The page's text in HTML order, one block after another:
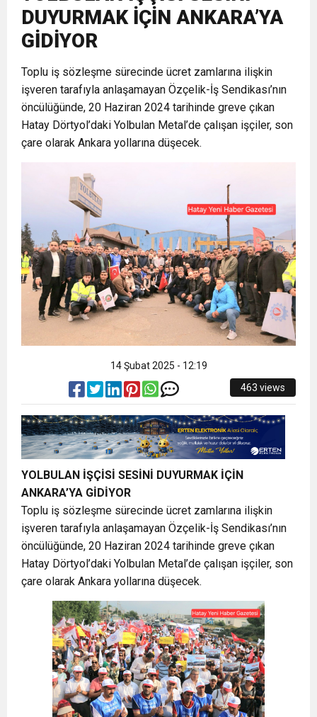
Cumhuriyet, Türk Milletinin Özgürlük
ve Onur Nişanesidir
6:19 HBB BAŞKANI ÖNTÜRK’ÜN
CUMHURİYET BAYRAMI MESAJI
17:36 KURUMLAR VERGİSİ ERTELENDİ
1:00 İTSO İŞ-KUR SGK TOPLANTI
KARAÇAY’A SEVGİ SELİ
BAŞKAN SAMİ ÜSTÜN’DEN
GÖNÜLLERE DOKUNAN ZİYARET
DUYURMAK İÇİN ANKARA’YA
GİDİYOR
Toplu iş sözleşme sürecinde ücret zamlarına ilişkin
işveren tarafıyla anlaşamayan Özçelik-İş Sendikası’nın
öncülüğünde, 20 Haziran 2024 tarihinde greve çıkan
Hatay Dörtyol’daki Yolbulan Metal’de çalışan işçiler, son
çare olarak Ankara yollarına düşecek.
14 Şubat 2025 - 12:19
463 views
YOLBULAN İŞÇİSİ SESİNİ DUYURMAK İÇİN
ANKARA’YA GİDİYOR
Toplu iş sözleşme sürecinde ücret zamlarına ilişkin
işveren tarafıyla anlaşamayan Özçelik-İş Sendikası’nın
öncülüğünde, 20 Haziran 2024 tarihinde greve çıkan
Hatay Dörtyol’daki Yolbulan Metal’de çalışan işçiler, son
çare olarak Ankara yollarına düşecek.